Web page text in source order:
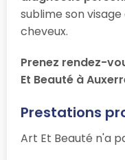
sublime son
cheveux.
Prenez rendez-
Et Beauté à
Prestations
Art Et Beauté n'a